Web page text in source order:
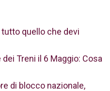
quello che devi
Treni il 6 Maggio: Cosa
di blocco nazionale,